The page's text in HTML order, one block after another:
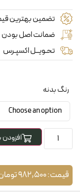
تضمین بهترین
ضمانت اصل بودن
تحـویــل اکسپـرس
رنگ بدنه
قیمت:982,500